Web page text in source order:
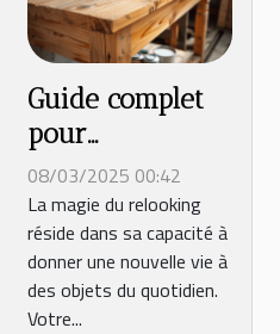
Guide complet
pour
transformer un
vieux meuble
en pin en une
pièce moderne
08/03/2025 00:42
La magie du relooking
réside dans sa capacité à
donner une nouvelle vie à
des objets du quotidien.
Votre...